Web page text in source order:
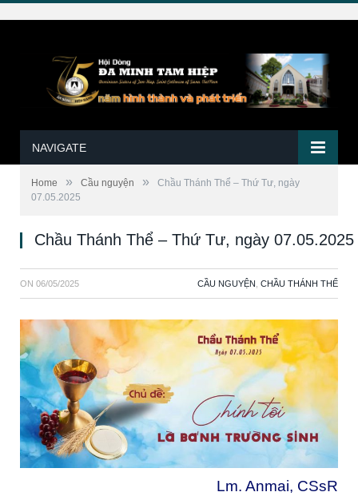
NAVIGATE
Home » Cầu nguyện »
Chầu Thánh Thể – Thứ Tư, ngày
07.05.2025
Chầu Thánh Thể – Thứ Tư, ngày 07.05.2025
ON 06/05/2025 CẦU NGUYỆN CHẦU THÁNH THỂ
Lm. Anmai, CSsR